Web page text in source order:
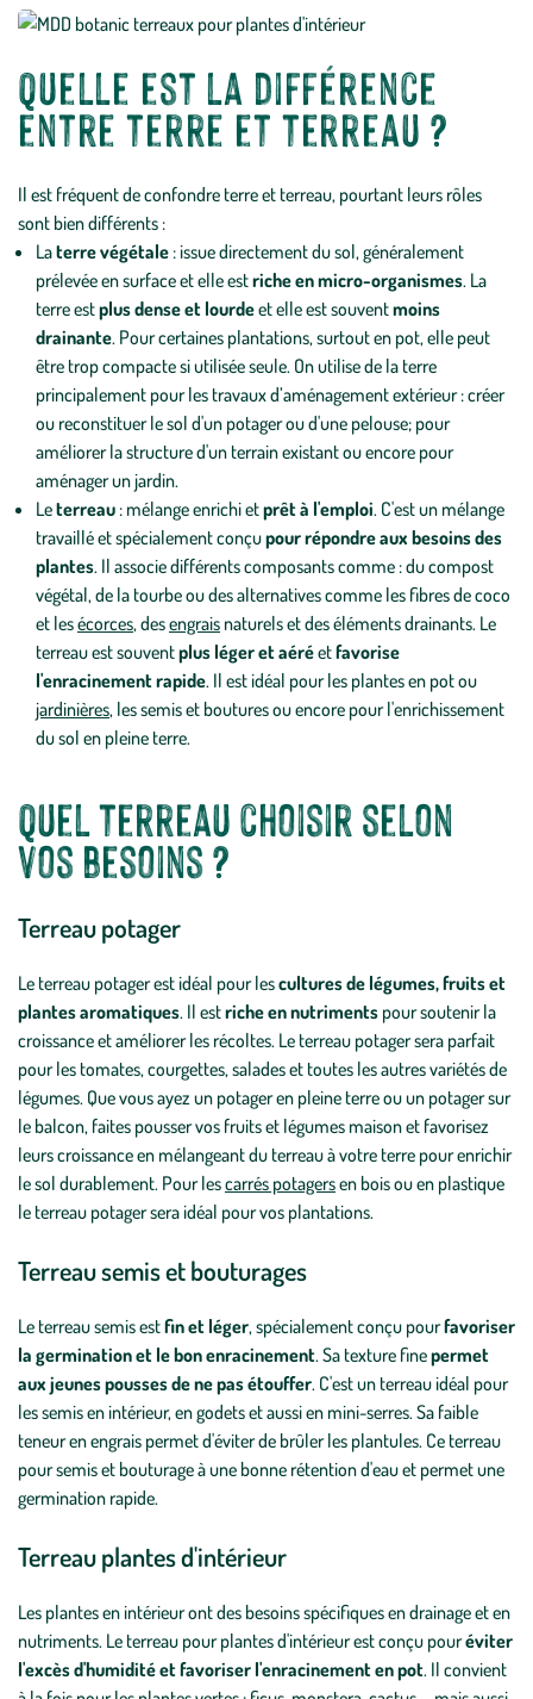
Quelle est la différence
entre terre et terreau ?
Il est fréquent de confondre terre et terreau, pourtant leurs rôles
sont bien différents :
Laterre végétale : issue directement du sol, généralement
prélevée en surface et elle estriche en micro-organismes. La
terre estplus dense et lourdeet elle est souventmoins
drainante. Pour certaines plantations, surtout en pot, elle peut
être trop compacte si utilisée seule. On utilise de la terre
principalement pour les travaux d’aménagement extérieur : créer
ou reconstituer le sol d'un potager ou d'une pelouse; pour
améliorer la structure d'un terrain existant ou encore pour
aménager un jardin.
Leterreau : mélange enrichi etprêt à l'emploi. C'est un mélange
travaillé et spécialement conçupour répondre aux besoins des
plantes. Il associe différents composants comme : du compost
végétal, de la tourbe ou des alternatives comme les fibres de coco
et lesécorces, desengrais naturels et des éléments drainants. Le
terreau est souventplus léger et aéréetfavorise
l'enracinement rapide. Il est idéal pour les plantes en pot ou
jardinières, les semis et boutures ou encore pour l'enrichissement
du sol en pleine terre.
Quel terreau choisir selon
vos besoins ?
Terreau potager
Le terreau potager est idéal pour lescultures de légumes, fruits et
plantes aromatiques. Il estriche en nutriments pour soutenir la
croissance et améliorer les récoltes. Le terreau potager sera parfait
pour les tomates, courgettes, salades et toutes les autres variétés de
légumes. Que vous ayez un potager en pleine terre ou un potager sur
le balcon, faites pousser vos fruits et légumes maison et favorisez
leurs croissance en mélangeant du terreau à votre terre pour enrichir
le sol durablement. Pour lescarrés potagersen bois ou en plastique
le terreau potager sera idéal pour vos plantations.
Terreau semis et bouturages
Le terreau semis estfin et léger, spécialement conçu pourfavoriser
la germination et le bon enracinement. Sa texture finepermet
aux jeunes pousses de ne pas étouffer. C'est un terreau idéal pour
les semis en intérieur, en godets et aussi en mini-serres. Sa faible
teneur en engrais permet d'éviter de brûler les plantules. Ce terreau
pour semis et bouturage à une bonne rétention d'eau et permet une
germination rapide.
Terreau plantes d'intérieur
Les plantes en intérieur ont des besoins spécifiques en drainage et en
nutriments. Le terreau pour plantes d'intérieur est conçu pouréviter
l'excès d'humidité et favoriser l'enracinement en pot. Il convient